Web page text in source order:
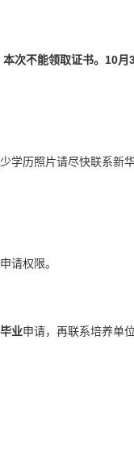
次不能领取证书。 10月
学历照片请尽快联系新
请权限。
业申请，再联系培养单